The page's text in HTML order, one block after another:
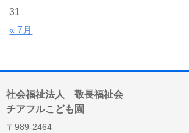
« 7月
31
社会福祉法人 敬長福祉会
チアフルこども園
〒989-2464